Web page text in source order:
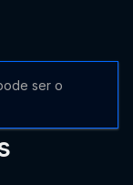
ser o